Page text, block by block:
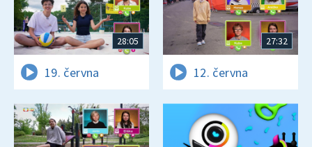
28:05
19. června
27:32
12. června